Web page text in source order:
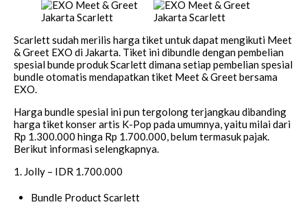
Scarlett sudah merilis harga tiket untuk dapat mengikuti Meet
& Greet EXO di Jakarta. Tiket ini dibundle dengan pembelian
spesial bunde produk Scarlett dimana setiap pembelian spesial
bundle otomatis mendapatkan tiket Meet & Greet bersama
EXO.
Harga bundle spesial ini pun tergolong terjangkau dibanding
harga tiket konser artis K-Pop pada umumnya, yaitu milai dari
Rp 1.300.000 hinga Rp 1.700.000, belum termasuk pajak.
Berikut informasi selengkapnya.
1. Jolly – IDR 1.700.000
Bundle Product Scarlett